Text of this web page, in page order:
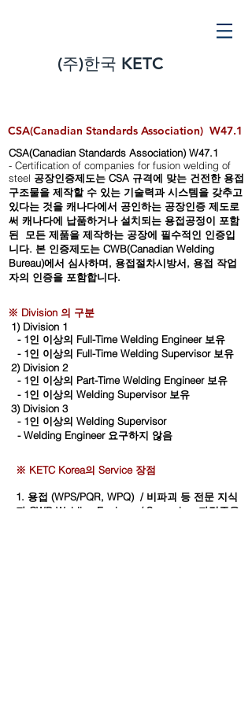
(주)한국 KETC
CSA(Canadian Standards Association) W47.1
CSA(Canadian Standards Association) W47.1
- Certification of companies for fusion welding of
steel 공장인증제도는 CSA 규격에 맞는 건전한 용접
구조물을 제작할 수 있는 기술력과 시스템을 갖추고
있다는 것을 캐나다에서 공인하는 공장인증 제도로
써 캐나다에 납품하거나 설치되는 용접공정이 포함
된 모든 제품을 제작하는 공장에 필수적인 인증입
니다. 본 인증제도는 CWB(Canadian Welding
Bureau)에서 심사하며, 용접절차시방서, 용접 작업
자의 인증을 포함합니다.
※ Division 의 구분
1) Division 1
- 1인 이상의 Full-Time Welding Engineer 보유
- 1인 이상의 Full-Time Welding Supervisor 보유
2) Division 2
- 1인 이상의 Part-Time Welding Engineer 보유
- 1인 이상의 Welding Supervisor 보유
3) Division 3
- 1인 이상의 Welding Supervisor
- Welding Engineer 요구하지 않음
※ KETC Korea의 Service 장점
1. 용접 (WPS/PQR, WPQ) / 비파괴 등 전문 지식
과 CWB Welding Engineer / Supervisor 자격증을